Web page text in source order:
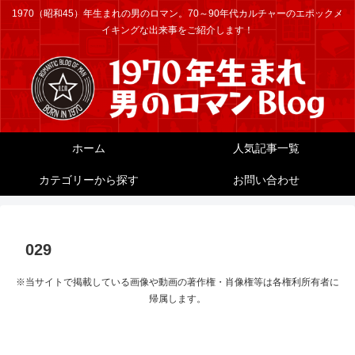
1970（昭和45）年生まれの男のロマン。70～90年代カルチャーのエポックメ
イキングな出来事をご紹介します！
ホーム 人気記事一覧
カテゴリーから探す お問い合わせ
029
※当サイトで掲載している画像や動画の著作権・肖像権等は各権利所有者に
帰属します。